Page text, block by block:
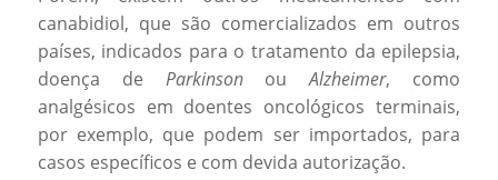
canabidiol, que são comercializados em outros
países, indicados para o tratamento da epilepsia,
doença de ParkinsonouAlzheimer, como
analgésicos em doentes oncológicos terminais,
por exemplo, que podem ser importados, para
casos específicos e com devida autorização.